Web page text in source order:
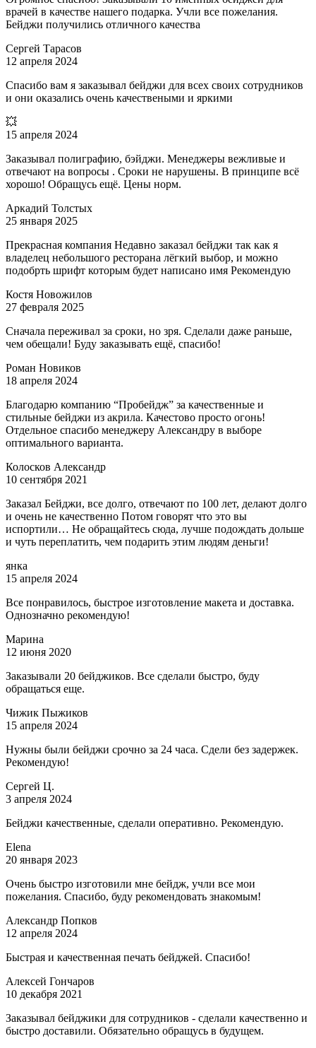
врачей в качестве нашего подарка. Учли все пожелания.
Бейджи получились отличного качества
Сергей Тарасов
12 апреля 2024
Спасибо вам я заказывал бейджи для всех своих сотрудников
и они оказались очень качествеными и яркими
💥
15 апреля 2024
Заказывал полиграфию, бэйджи. Менеджеры вежливые и
отвечают на вопросы . Сроки не нарушены. В принципе всё
хорошо! Обращусь ещё. Цены норм.
Аркадий Толстых
25 января 2025
Прекрасная компания Недавно заказал бейджи так как я
владелец небольшого ресторана лёгкий выбор, и можно
подобрть шрифт которым будет написано имя Рекомендую
Костя Новожилов
27 февраля 2025
Сначала переживал за сроки, но зря. Сделали даже раньше,
чем обещали! Буду заказывать ещё, спасибо!
Роман Новиков
18 апреля 2024
Благодарю компанию “Пробейдж” за качественные и
стильные бейджи из акрила. Качестово просто огонь!
Отдельное спасибо менеджеру Александру в выборе
оптимального варианта.
Колосков Александр
10 сентября 2021
Заказал Бейджи, все долго, отвечают по 100 лет, делают долго
и очень не качественно Потом говорят что это вы
испортили… Не обращайтесь сюда, лучше подождать дольше
и чуть переплатить, чем подарить этим людям деньги!
янка
15 апреля 2024
Все понравилось, быстрое изготовление макета и доставка.
Однозначно рекомендую!
Марина
12 июня 2020
Заказывали 20 бейджиков. Все сделали быстро, буду
обращаться еще.
Чижик Пыжиков
15 апреля 2024
Нужны были бейджи срочно за 24 часа. Сдели без задержек.
Рекомендую!
Сергей Ц.
3 апреля 2024
Бейджи качественные, сделали оперативно. Рекомендую.
Elena
20 января 2023
Очень быстро изготовили мне бейдж, учли все мои
пожелания. Спасибо, буду рекомендовать знакомым!
Александр Попков
12 апреля 2024
Быстрая и качественная печать бейджей. Спасибо!
Алексей Гончаров
10 декабря 2021
Заказывал бейджики для сотрудников - сделали качественно и
быстро доставили. Обязательно обращусь в будущем.